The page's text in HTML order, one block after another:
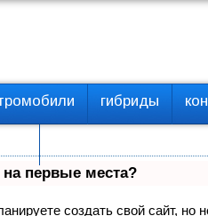
гибриды
на первые места?
создать свой сайт, но